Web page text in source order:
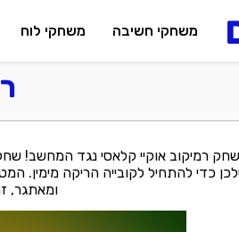
משחקי חשיבה משחקי לוח
רמיקוב אוקיי קלאסי נגד המחשב!
ומאתגר,